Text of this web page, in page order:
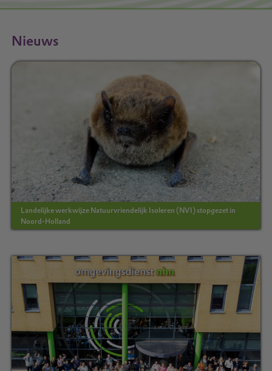
Nieuws
Landelijke werkwijze Natuurvriendelijk Isoleren (NVI) stopgezet in
Noord-Holland